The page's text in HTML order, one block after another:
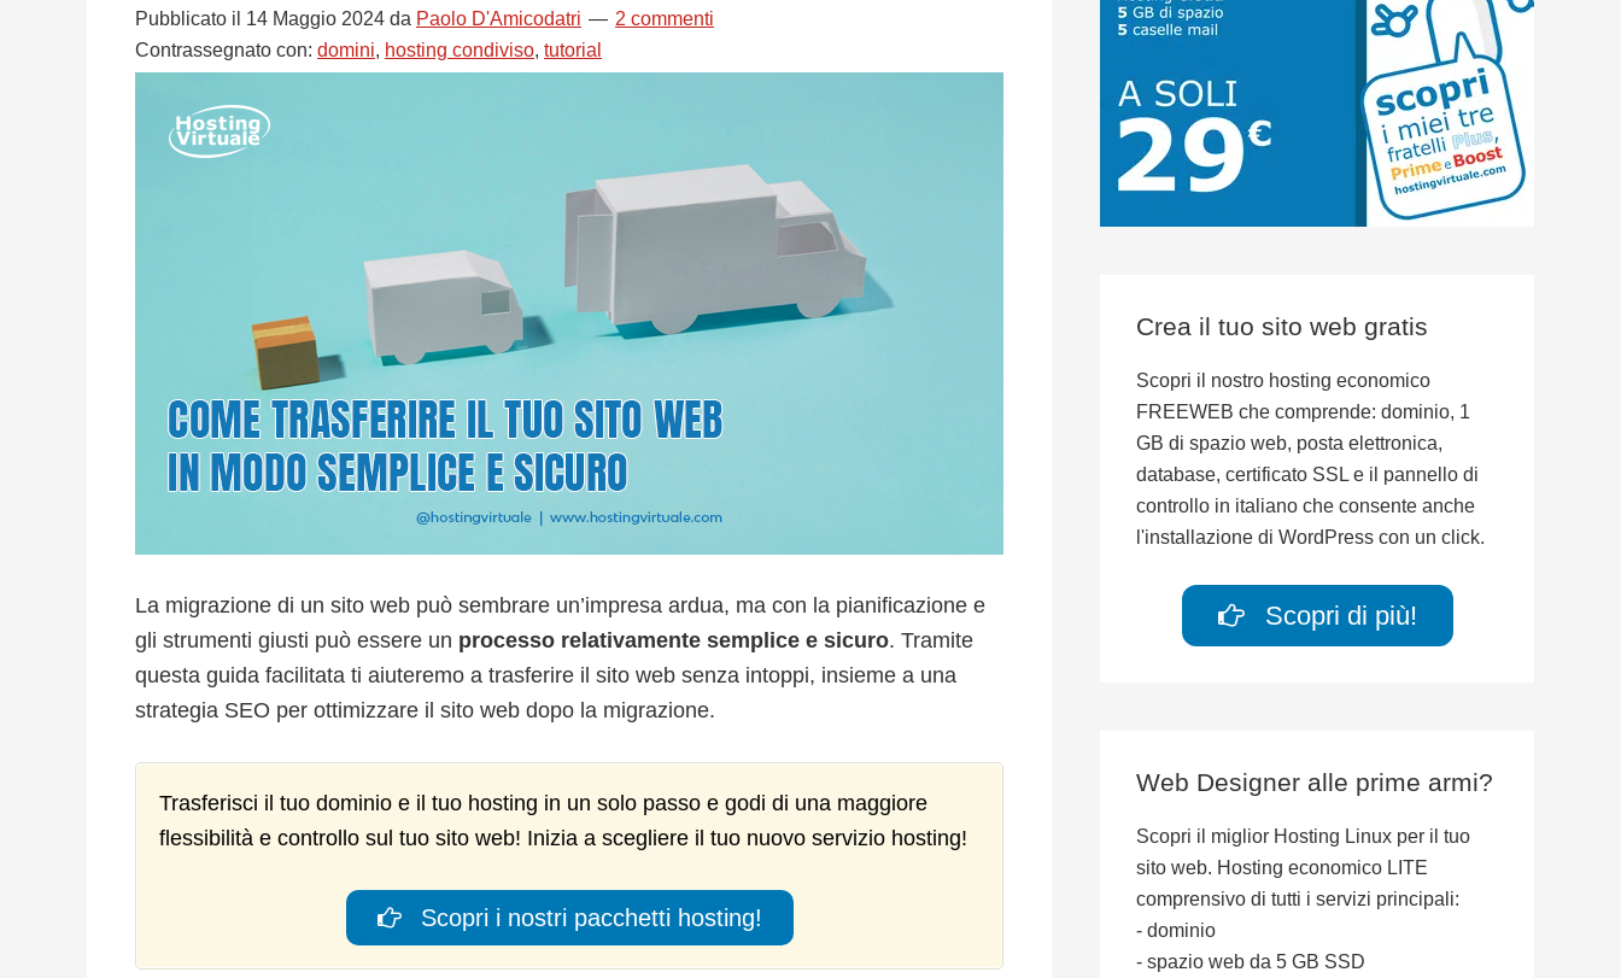
Pubblicato il 14 Maggio 2024 da Paolo D'Amicodatri
2 commenti
Contrassegnato con: domini, hosting condiviso, tutorial
La migrazione di un sito web può sembrare un’impresa ardua, ma con la pianificazione e
gli strumenti giusti può essere un processo relativamente semplice e sicuro. Tramite
questa guida facilitata ti aiuteremo a trasferire il sito web senza intoppi, insieme a una
strategia SEO per ottimizzare il sito web dopo la migrazione.
Trasferisci il tuo dominio e il tuo hosting in un solo passo e godi di una maggiore
flessibilità e controllo sul tuo sito web! Inizia a scegliere il tuo nuovo servizio hosting!
Scopri i nostri pacchetti hosting!
Crea il tuo sito web gratis
Scopri il nostro hosting economico
FREEWEB che comprende: dominio, 1
GB di spazio web, posta elettronica,
database, certificato SSL e il pannello di
controllo in italiano che consente anche
l'installazione di WordPress con un click.
Scopri di più!
Web Designer alle prime armi?
Scopri il miglior Hosting Linux per il tuo
sito web. Hosting economico LITE
comprensivo di tutti i servizi principali:
- dominio
- spazio web da 5 GB SSD